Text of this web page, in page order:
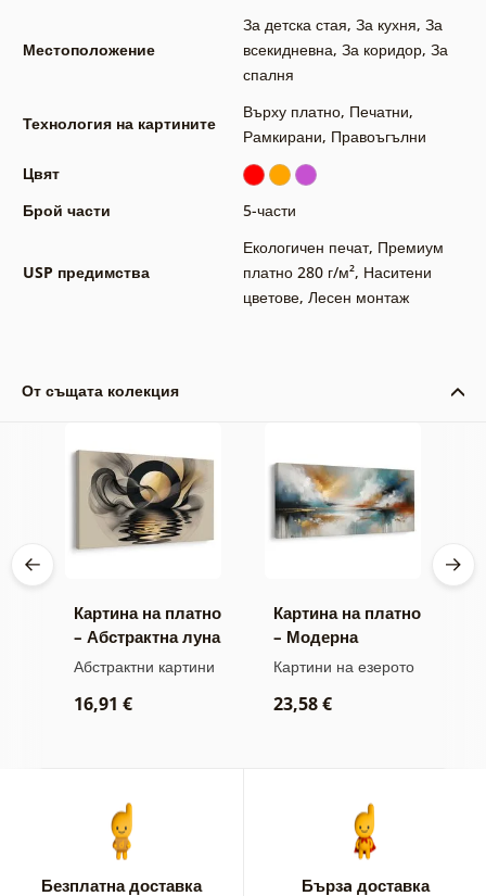
Местоположение
За детска стая, За кухня, За
всекидневна, За коридор, За
спалня
Технология на картините
Върху платно, Печатни,
Рамкирани, Правоъгълни
Цвят
Брой части
5-части
USP предимства
Екологичен печат, Премиум
платно 280 г/м², Наситени
цветове, Лесен монтаж
От същата колекция
Картина на платно
– Абстрактна луна
край водата
Абстрактни картини
16,91 €
Картина на платно
– Модерна
абстракция с
Картини на езерото
23,58 €
Безплатна доставка Бързa доставка